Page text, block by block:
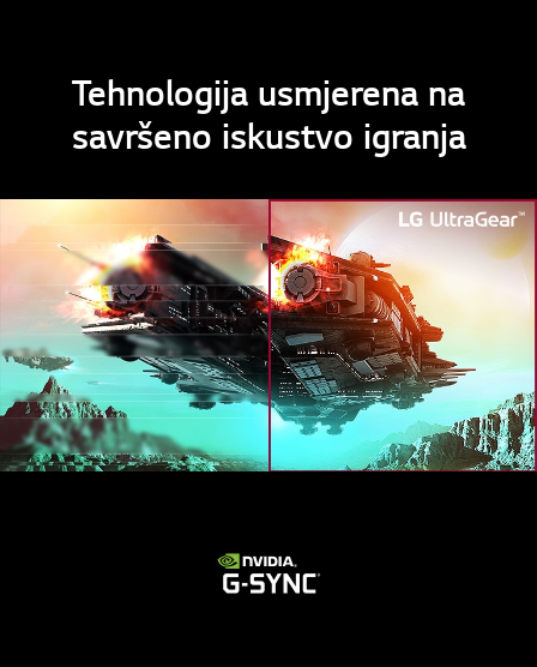
Tehnologija usmjerena na
savršeno iskustvo igranja